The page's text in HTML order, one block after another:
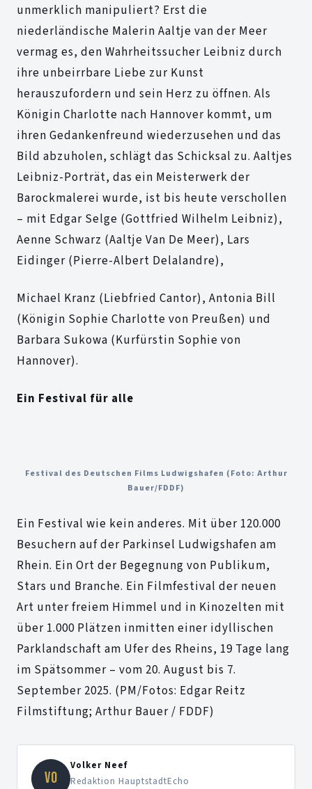
unmerklich manipuliert? Erst die
niederländische Malerin Aaltje van der Meer
vermag es, den Wahrheitssucher Leibniz durch
ihre unbeirrbare Liebe zur Kunst
herauszufordern und sein Herz zu öffnen. Als
Königin Charlotte nach Hannover kommt, um
ihren Gedankenfreund wiederzusehen und das
Bild abzuholen, schlägt das Schicksal zu. Aaltjes
Leibniz-Porträt, das ein Meisterwerk der
Barockmalerei wurde, ist bis heute verschollen
– mit Edgar Selge (Gottfried Wilhelm Leibniz),
Aenne Schwarz (Aaltje Van De Meer), Lars
Eidinger (Pierre-Albert Delalandre),
Michael Kranz (Liebfried Cantor), Antonia Bill
(Königin Sophie Charlotte von Preußen) und
Barbara Sukowa (Kurfürstin Sophie von
Hannover).
Ein Festival für alle
Festival des Deutschen Films Ludwigshafen (Foto: Arthur
Bauer/FDDF)
Ein Festival wie kein anderes. Mit über 120.000
Besuchern auf der Parkinsel Ludwigshafen am
Rhein. Ein Ort der Begegnung von Publikum,
Stars und Branche. Ein Filmfestival der neuen
Art unter freiem Himmel und in Kinozelten mit
über 1.000 Plätzen inmitten einer idyllischen
Parklandschaft am Ufer des Rheins, 19 Tage lang
im Spätsommer – vom 20. August bis 7.
September 2025. (PM/Fotos: Edgar Reitz
Filmstiftung; Arthur Bauer / FDDF)
VO
Volker Neef
Redaktion HauptstadtEcho